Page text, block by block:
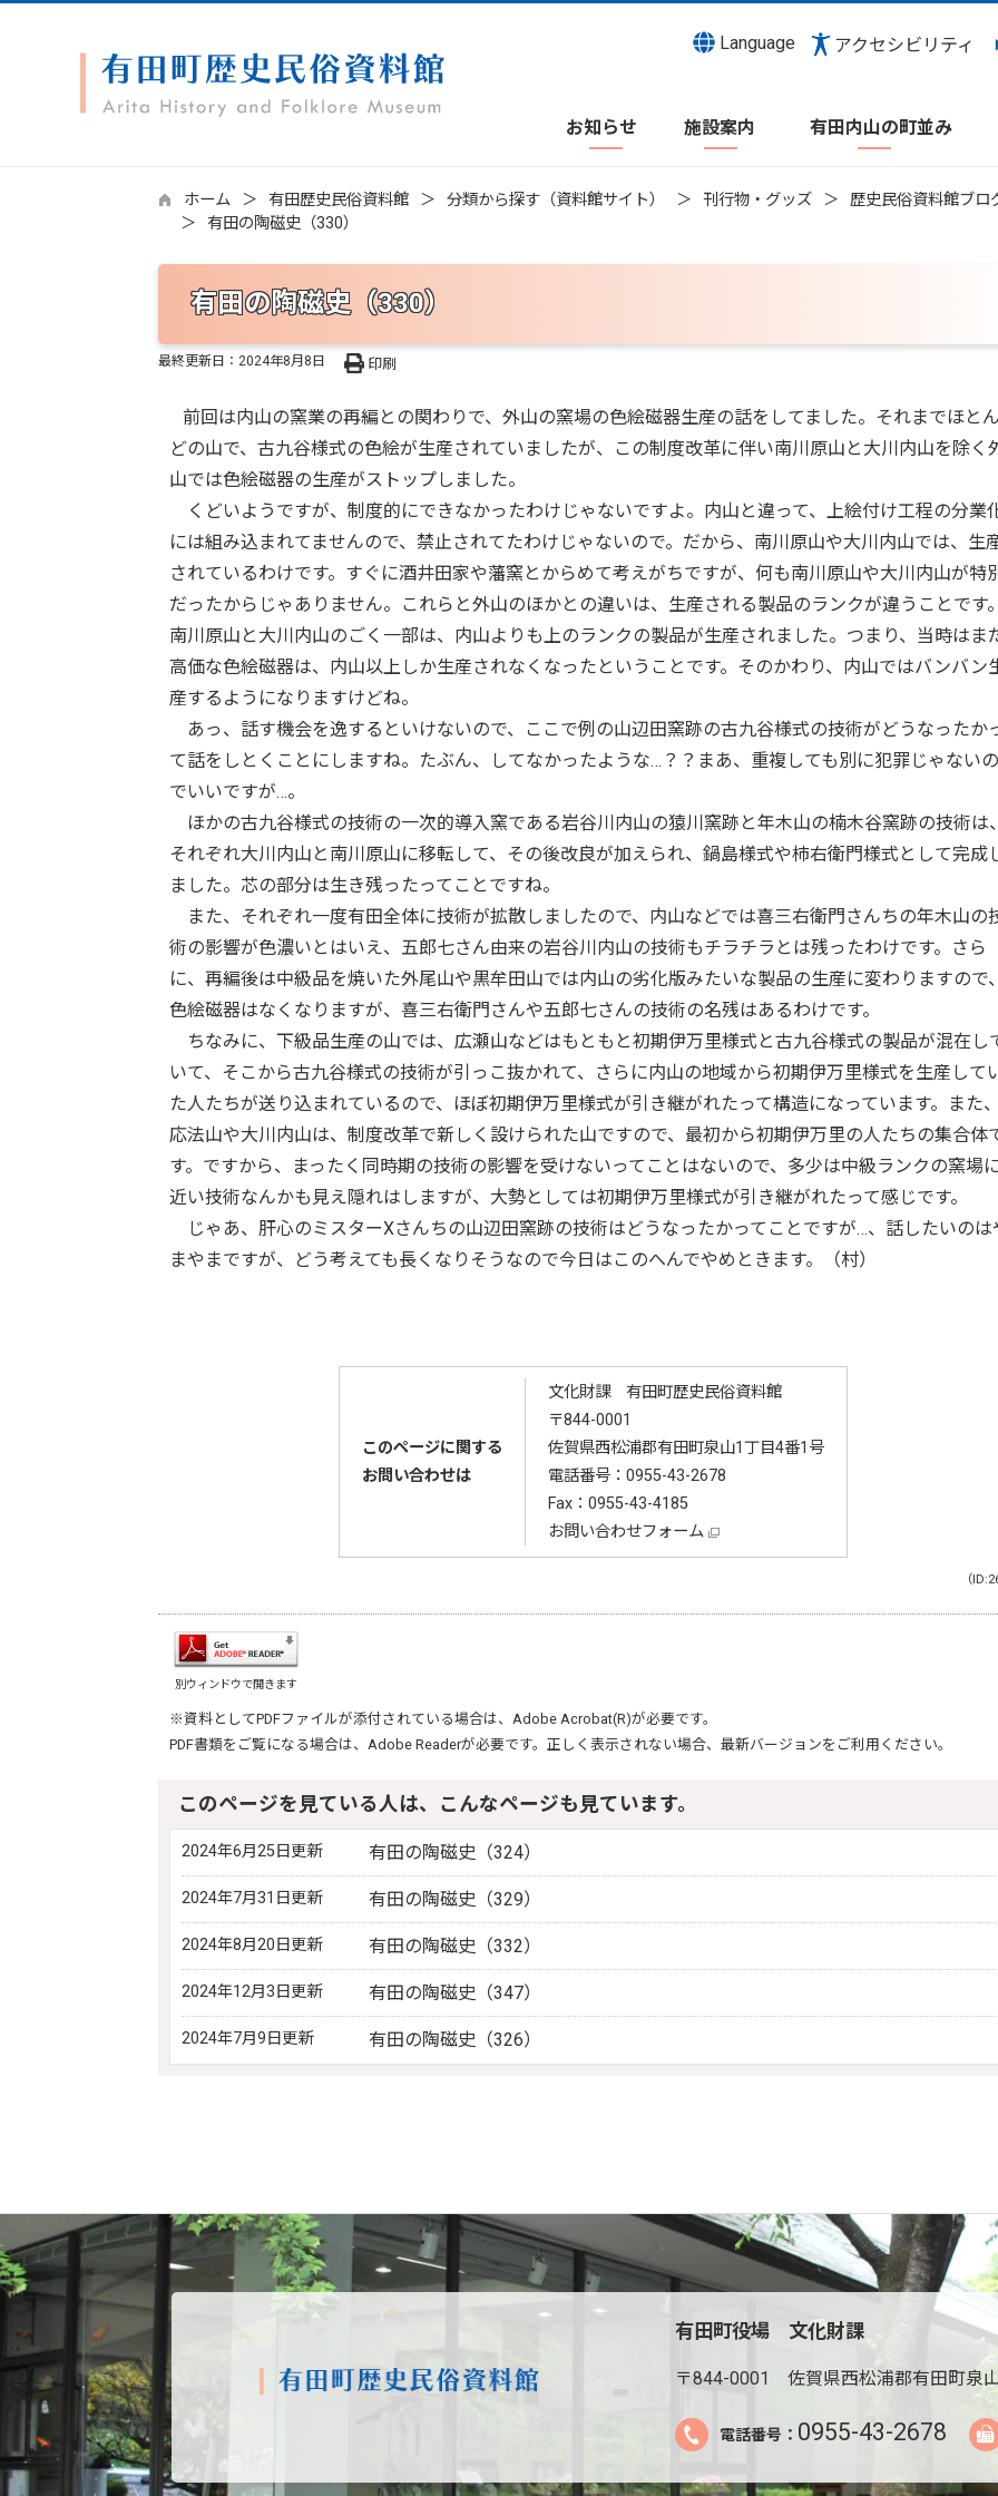
Language アクセシビリティ
お知らせ 施設案内 有田内山の町並み
ホーム 有田歴史民俗資料館 分類から探す（資料館サイト） 刊行物・グッズ
歴史民俗資料館ブロ
有田の陶磁史（330）
有田の陶磁史（330）
最終更新日： 2024年8月8日 印刷
前回は内山の窯業の再編との関わりで、外山の窯場の色絵磁器生産の話をしてました。それまでほと
どの山で、古九谷様式の色絵が生産されていましたが、この制度改革に伴い南川原山と大川内山を除く
山では色絵磁器の生産がストップしました。
くどいようですが、制度的にできなかったわけじゃないですよ。内山と違って、上絵付け工程の分業
には組み込まれてませんので、禁止されてたわけじゃないので。だから、南川原山や大川内山では、生
されているわけです。すぐに酒井田家や藩窯とからめて考えがちですが、何も南川原山や大川内山が特
だったからじゃありません。これらと外山のほかとの違いは、生産される製品のランクが違うことです
南川原山と大川内山のごく一部は、内山よりも上のランクの製品が生産されました。つまり、当時はま
高価な色絵磁器は、内山以上しか生産されなくなったということです。そのかわり、内山ではバンバン
産するようになりますけどね。
あっ、話す機会を逸するといけないので、ここで例の山辺田窯跡の古九谷様式の技術がどうなったか
て話をしとくことにしますね。たぶん、してなかったような…？？まあ、重複しても別に犯罪じゃないの
でいいですが…。
ほかの古九谷様式の技術の一次的導入窯である岩谷川内山の猿川窯跡と年木山の楠木谷窯跡の技術は
それぞれ大川内山と南川原山に移転して、その後改良が加えられ、鍋島様式や柿右衛門様式として完成
ました。芯の部分は生き残ったってことですね。
また、それぞれ一度有田全体に技術が拡散しましたので、内山などでは喜三右衛門さんちの年木山の
術の影響が色濃いとはいえ、五郎七さん由来の岩谷川内山の技術もチラチラとは残ったわけです。さら
に、再編後は中級品を焼いた外尾山や黒牟田山では内山の劣化版みたいな製品の生産に変わりますので
色絵磁器はなくなりますが、喜三右衛門さんや五郎七さんの技術の名残はあるわけです。
ちなみに、下級品生産の山では、広瀬山などはもともと初期伊万里様式と古九谷様式の製品が混在し
いて、そこから古九谷様式の技術が引っこ抜かれて、さらに内山の地域から初期伊万里様式を生産して
た人たちが送り込まれているので、ほぼ初期伊万里様式が引き継がれたって構造になっています。また
応法山や大川内山は、制度改革で新しく設けられた山ですので、最初から初期伊万里の人たちの集合体
す。ですから、まったく同時期の技術の影響を受けないってことはないので、多少は中級ランクの窯場
近い技術なんかも見え隠れはしますが、大勢としては初期伊万里様式が引き継がれたって感じです。
じゃあ、肝心のミスターXさんちの山辺田窯跡の技術はどうなったかってことですが…、話したいのは
まやまですが、どう考えても長くなりそうなので今日はこのへんでやめときます。（村）
このページに関する
お問い合わせは
文化財課 有田町歴史民俗資料館
〒844-0001
佐賀県西松浦郡有田町泉山1丁目4番1号
電話番号： 0955-43-2678
Fax：0955-43-4185
お問い合わせフォーム
（
別ウィンドウで開きます
※資料としてPDFファイルが添付されている場合は、 Adobe Acrobat(R)が必要です。
PDF書類をご覧になる場合は、 Adobe Readerが必要です。正しく表示されない場合、最新バージョンをご利用ください。
このページを見ている人は、こんなページも見ています。
2024年6月25日更新 有田の陶磁史（324）
2024年7月31日更新 有田の陶磁史（329）
2024年8月20日更新 有田の陶磁史（332）
2024年12月3日更新 有田の陶磁史（347）
2024年7月9日更新 有田の陶磁史（326）
有田町役場 文化財課
〒844-0001 佐賀県西松浦郡有田町泉
電話番号： 0955-43-2678